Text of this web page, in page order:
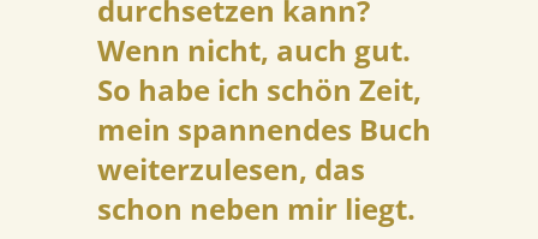
durchsetzen kann?
Wenn nicht, auch gut.
So habe ich schön Zeit,
mein spannendes Buch
weiterzulesen, das
schon neben mir liegt.